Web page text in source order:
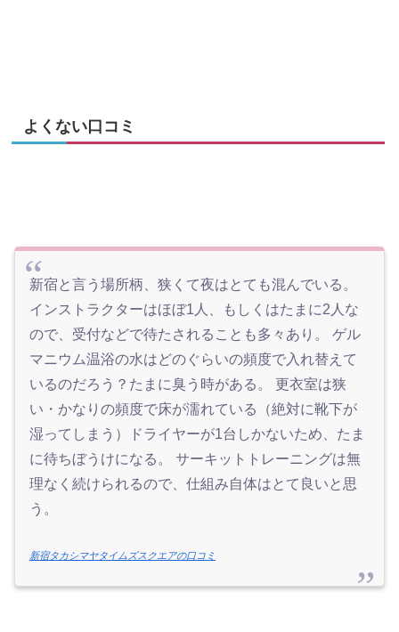
よくない口コミ
新宿と言う場所柄、狭くて夜はとても混んでいる。
インストラクターはほぼ1人、もしくはたまに2人な
ので、受付などで待たされることも多々あり。 ゲル
マニウム温浴の水はどのぐらいの頻度で入れ替えて
いるのだろう？たまに臭う時がある。 更衣室は狭
い・かなりの頻度で床が濡れている（絶対に靴下が
湿ってしまう）ドライヤーが1台しかないため、たま
に待ちぼうけになる。 サーキットトレーニングは無
理なく続けられるので、仕組み自体はとて良いと思
う。
新宿タカシマヤタイムズスクエアの口コミ